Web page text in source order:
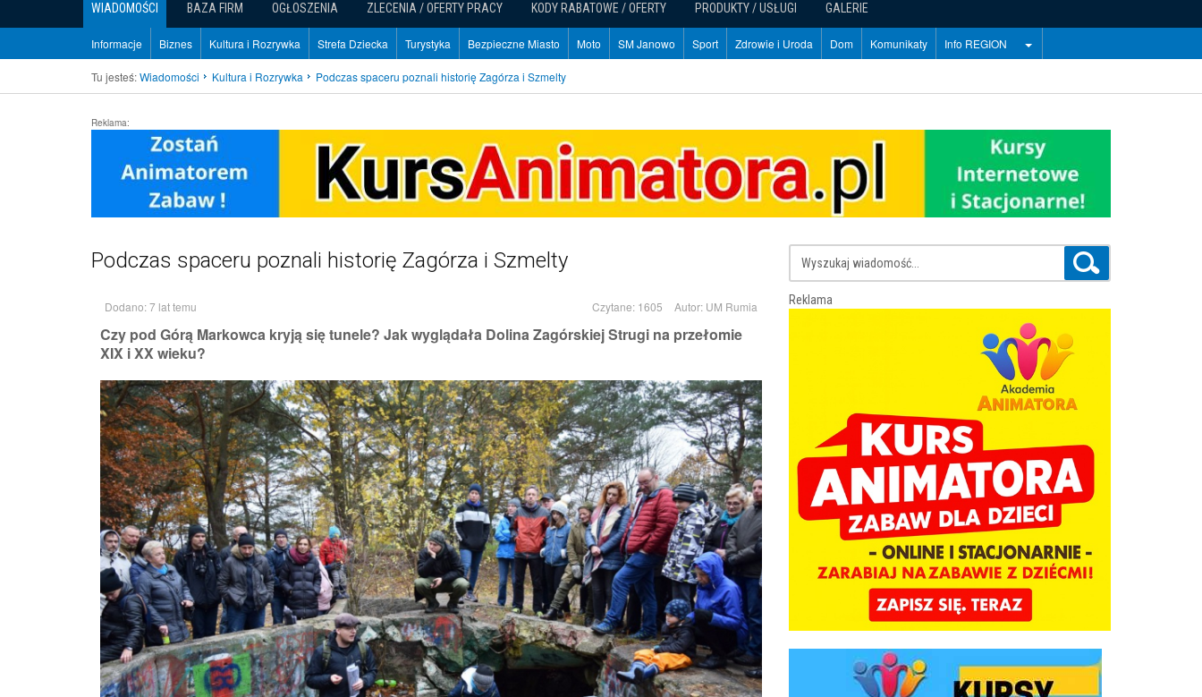
WIADOMOŚCI BAZA FIRM OGŁOSZENIA ZLECENIA / OFERTY PRACY KODY RABATOWE / OFERTY PRODUKTY / USŁUGI GALERIE
Informacje Biznes Kultura i Rozrywka Strefa Dziecka Turystyka Bezpieczne Miasto Moto SM Janowo Sport Zdrowie i Uroda Dom Komunikaty Info REGION
Tu jesteś:Wiadomości Kultura i Rozrywka Podczas spaceru poznali historię Zagórza i Szmelty
Reklama:
Podczas spaceru poznali historię Zagórza i Szmelty
Dodano: 7 lat temu Czytane: 1605 Autor: UM Rumia
Czy pod Górą Markowca kryją się tunele? Jak wyglądała Dolina Zagórskiej Strugi na przełomie
XIX i XX wieku?
Reklama